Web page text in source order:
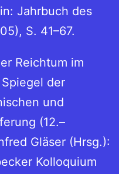
Jahrbuch des
S. 41–67.
Reichtum im
der
und
(12.–
Gläser (Hrsg.):
Kolloquium